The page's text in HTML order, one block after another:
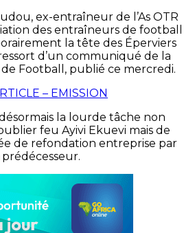
ex-entraîneur de l’As OTR
des entraîneurs de football
la tête des Éperviers
d’un communiqué de la
Football, publié ce mercredi.
la lourde tâche non
feu Ayivi Ekuevi mais de
de refondation entreprise par
prédécesseur.